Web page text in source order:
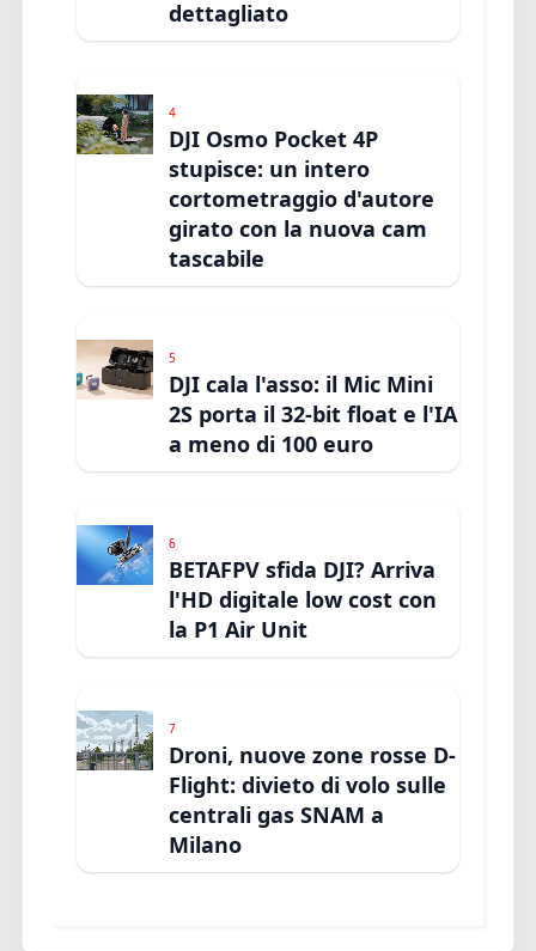
dettagliato
4
DJI Osmo Pocket 4P
stupisce: un intero
cortometraggio d'autore
girato con la nuova cam
tascabile
5
DJI cala l'asso: il Mic Mini
2S porta il 32-bit float e l'IA
a meno di 100 euro
6
BETAFPV sfida DJI? Arriva
l'HD digitale low cost con
la P1 Air Unit
7
Droni, nuove zone rosse D-
Flight: divieto di volo sulle
centrali gas SNAM a
Milano